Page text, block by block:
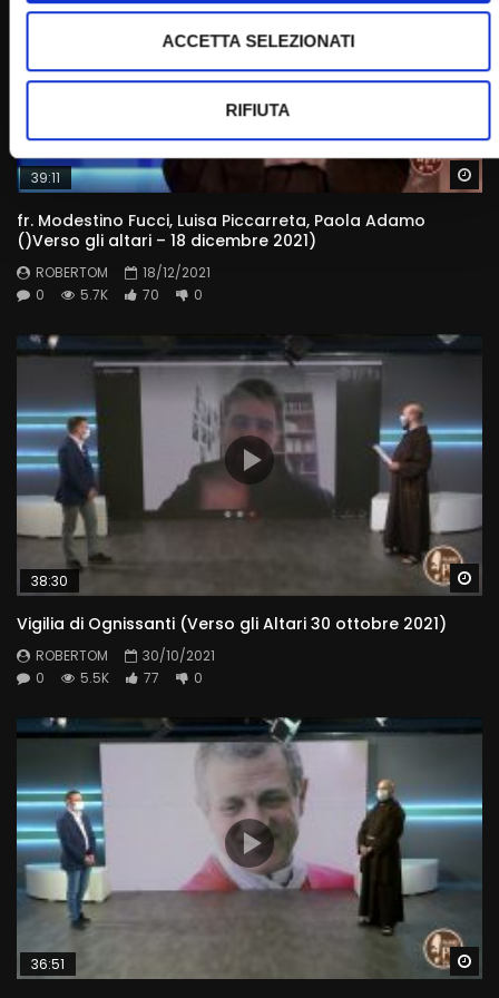
ACCETTA SELEZIONATI
RIFIUTA
39:11
fr. Modestino Fucci, Luisa Piccarreta, Paola Adamo
()Verso gli altari – 18 dicembre 2021)
ROBERTOM
18/12/2021
0
5.7K 70 0
38:30
Vigilia di Ognissanti (Verso gli Altari 30 ottobre 2021)
ROBERTOM
30/10/2021
0
5.5K 77 0
36:51